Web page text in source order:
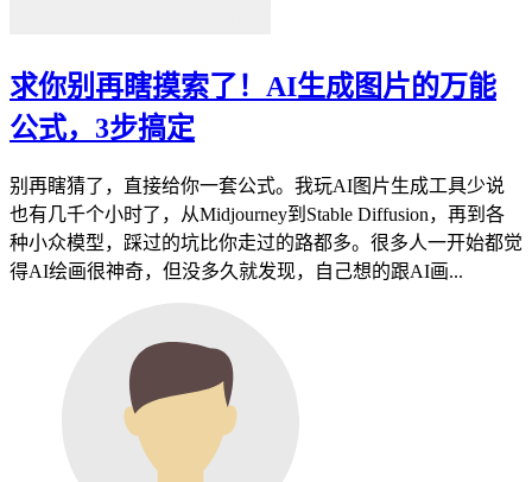
求你别再瞎摸索了！AI生成图片的万能
公式，3步搞定
别再瞎猜了，直接给你一套公式。我玩AI图片生成工具少说
也有几千个小时了，从Midjourney到Stable Diffusion，再到各
种小众模型，踩过的坑比你走过的路都多。很多人一开始都觉
得AI绘画很神奇，但没多久就发现，自己想的跟AI画...